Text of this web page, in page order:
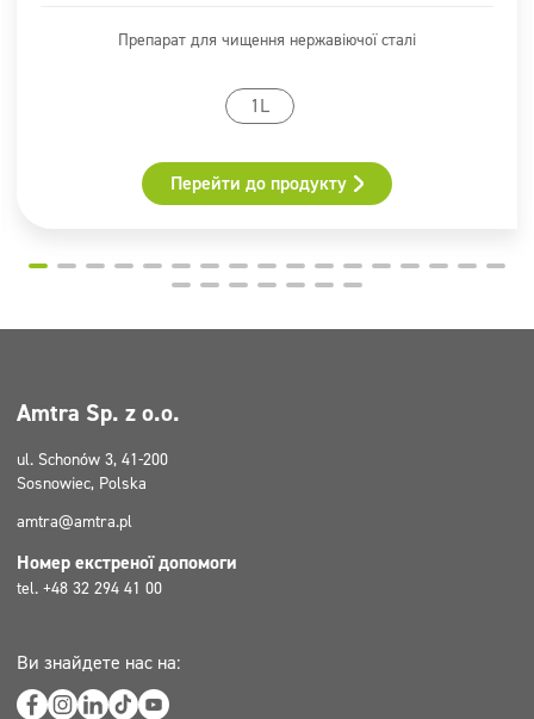
свіжоочищеної поверхні і огортає інтер’єр приємним
Препарат для чищення нержавіючої сталі
1L
Перейти до продукту
Amtra Sp. z o.o.
ul. Schonów 3, 41-200
Sosnowiec, Polska
amtra@amtra.pl
Номер екстреної допомоги
tel. +48 32 294 41 00
Ви знайдете нас на: